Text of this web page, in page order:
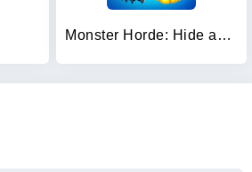
Monster Horde: Hide and Seek